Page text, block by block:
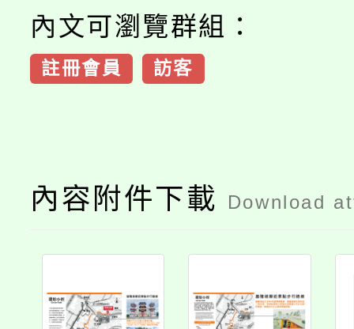
內文可瀏覽群組：
註冊會員 訪客
內容附件下載 Download